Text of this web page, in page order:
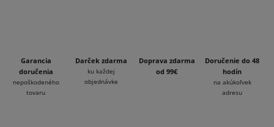
Garancia
doručenia
nepoškodeného
tovaru
Darček zdarma
ku každej
objednávke
Doprava zdarma
od 99€
Doručenie do 48
hodín
na akúkoľvek
adresu